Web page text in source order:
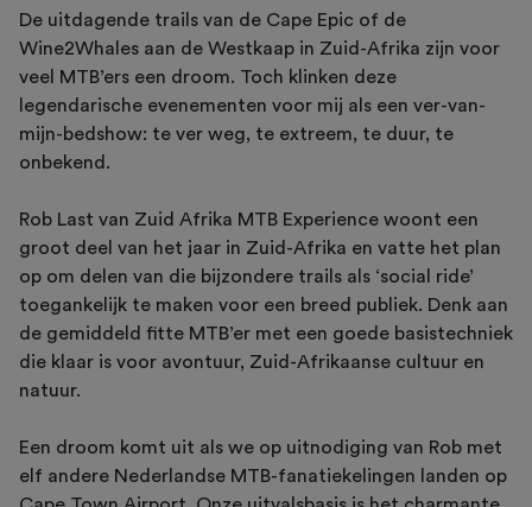
De uitdagende trails van de Cape Epic of de
Wine2Whales aan de Westkaap in Zuid-Afrika zijn voor
veel MTB’ers een droom. Toch klinken deze
legendarische evenementen voor mij als een ver-van-
mijn-bedshow: te ver weg, te extreem, te duur, te
onbekend.
Rob Last van Zuid Afrika MTB Experience woont een
groot deel van het jaar in Zuid-Afrika en vatte het plan
op om delen van die bijzondere trails als ‘social ride’
toegankelijk te maken voor een breed publiek. Denk aan
de gemiddeld fitte MTB’er met een goede basistechniek
die klaar is voor avontuur, Zuid-Afrikaanse cultuur en
natuur.
Een droom komt uit als we op uitnodiging van Rob met
elf andere Nederlandse MTB-fanatiekelingen landen op